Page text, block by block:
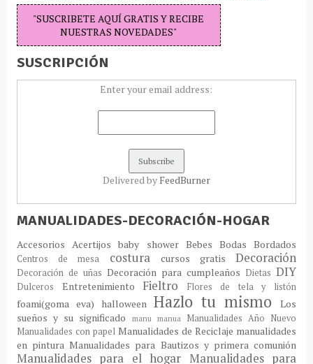
"SUSCRIBETE AQUÍ GRATIS Y RECIBE
NUESTRAS NOVEDADES"
SUSCRIPCIÓN
Enter your email address:
Delivered by FeedBurner
MANUALIDADES-DECORACIÓN-HOGAR
Accesorios Acertijosbaby shower Bebes BodasBordados
Centros de mesa costura cursos gratisDecoración
Decoración de uñas Decoración para cumpleaños DietasDIY
Dulceros Entretenimiento Fieltro Flores de tela y listón
foami(goma eva) halloween Hazlo tu mismoLos
sueños y su significado
manu manua Manualidades Año Nuevo
Manualidades con papel Manualidades de Reciclaje manualidades
en pinturaManualidades para Bautizos y primera comunión
Manualidades para el hogar Manualidades para